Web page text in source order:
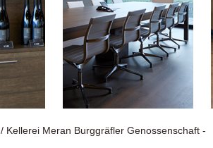
/ Kellerei Meran Burggräfler Genossenschaft -